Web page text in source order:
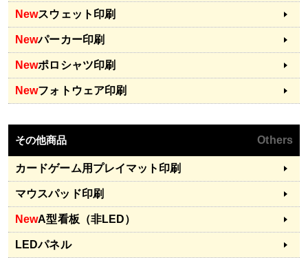
Newスウェット印刷
Newパーカー印刷
Newポロシャツ印刷
Newフォトウェア印刷
その他商品 Others
カードゲーム用プレイマット印刷
マウスパッド印刷
NewA型看板（非LED）
LEDパネル